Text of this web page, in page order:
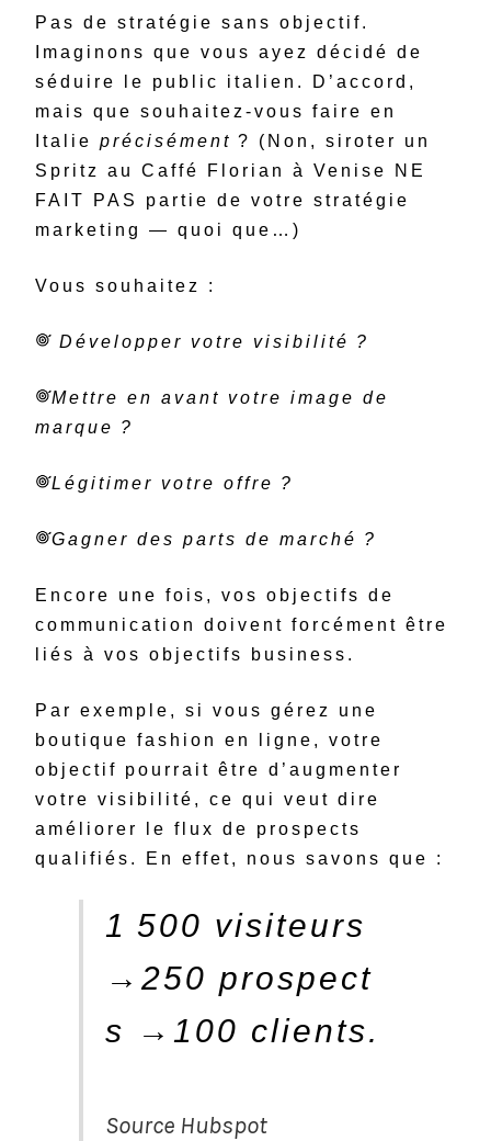
Pas de stratégie sans objectif.
Imaginons que vous ayez décidé de
séduire le public italien. D’accord,
mais que souhaitez-vous faire en
Italie précisément ? (Non, siroter un
Spritz au Caffé Florian à Venise NE
FAIT PAS partie de votre stratégie
marketing — quoi que…)
Vous souhaitez :
Développer votre visibilité ?
Mettre en avant votre image de
marque ?
Légitimer votre offre ?
Gagner des parts de marché ?
Encore une fois, vos objectifs de
communication doivent forcément être
liés à vos objectifs business.
Par exemple, si vous gérez une
boutique fashion en ligne, votre
objectif pourrait être d’augmenter
votre visibilité, ce qui veut dire
améliorer le flux de prospects
qualifiés. En effet, nous savons que :
1 500 visiteurs
→250 prospect
s →100 clients.
Source Hubspot